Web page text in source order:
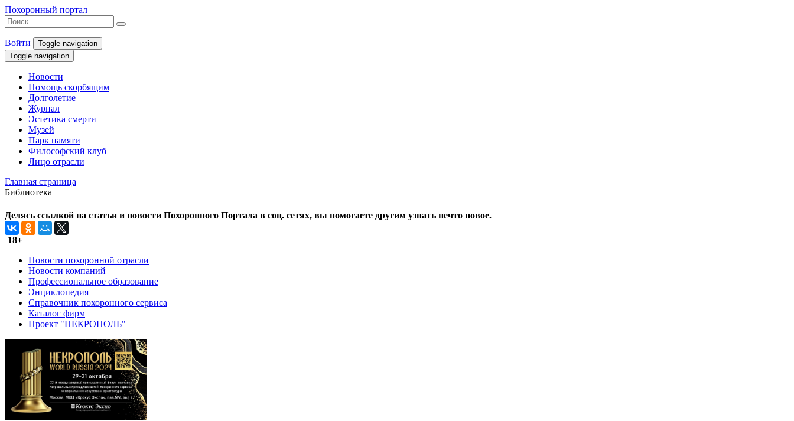
Похоронный портал
Войти
Toggle navigation
Toggle navigation
Новости
Помощь скорбящим
Долголетие
Журнал
Эстетика смерти
Музей
Парк памяти
Философский клуб
Лицо отрасли
Главная страница
Библиотека
Делясь ссылкой на статьи и новости Похоронного Портала в соц. сетях, вы помогаете другим узнать нечто новое.
18+
Новости похоронной отрасли
Новости компаний
Профессиональное образование
Энциклопедия
Справочник похоронного сервиса
Каталог фирм
Проект "НЕКРОПОЛЬ"